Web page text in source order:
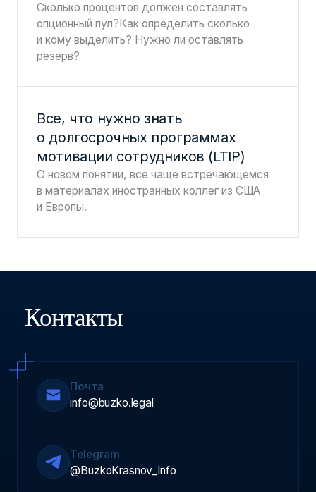
Сколько процентов должен составлять
опционный пул?Как определить сколько
и кому выделить? Нужно ли оставлять
резерв?
Все, что нужно знать
о долгосрочных программах
мотивации сотрудников (LTIP)
О новом понятии, все чаще встречающемся
в материалах иностранных коллег из США
и Европы.
Контакты
Почта
info@buzko.legal
Telegram
@BuzkoKrasnov_Info